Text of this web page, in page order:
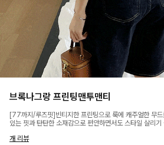
브록나그랑 프린팅맨투맨티
[77까지/루즈핏]빈티지한 프린팅으로 룩에 캐주얼한 무
있는 핏과 탄탄한 소재감으로 편안하면서도 스타일 살리
개 리뷰